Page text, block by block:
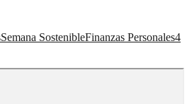
Semana SostenibleFinanzas Personales4